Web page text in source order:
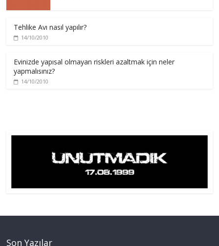
Tehlike Avı nasıl yapılır?
14/10/2010
Evinizde yapısal olmayan riskleri azaltmak için neler
yapmalısınız?
14/10/2010
Son Yazılar